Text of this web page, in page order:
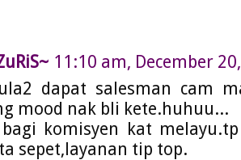
11:10 am, December
dapat salesman cam
mood nak bli kete.huhuu...
komisyen kat
sepet,layanan tip top.